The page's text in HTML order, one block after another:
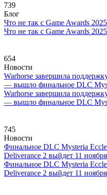
739
Блог
Что не так с Game Awards
Что не так с Game Awards
654
Новости
Warhorse завершила
— вышло финальное DLC
Warhorse завершила
— вышло финальное DLC
745
Новости
Финальное DLC Mysteria
Deliverance 2 выйдет 11 ноября
Финальное DLC Mysteria
Deliverance 2 выйдет 11 ноября